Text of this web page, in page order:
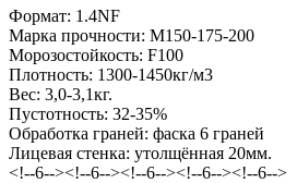
Формат: 1.4NF
Марка прочности: М150-175-200
Морозостойкость: F100
Плотность: 1300-1450кг/м3
Вес: 3,0-3,1кг.
Пустотность: 32-35%
Обработка граней: фаска 6 граней
Лицевая стенка: утолщённая 20мм.
<!--6--><!--6--><!--6--><!--6--><!--6-->